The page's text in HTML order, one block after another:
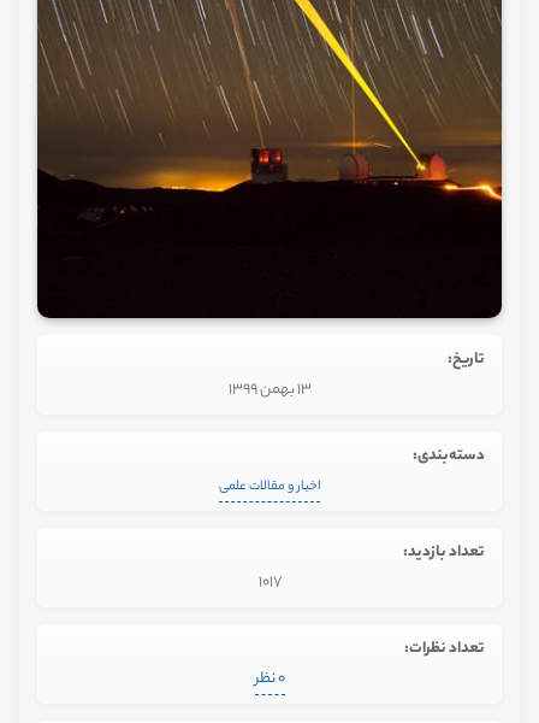
تاریخ:
13 بهمن 1399
دسته‌بندی:
اخبار و مقالات علمی
تعداد بازدید:
1017
تعداد نظرات:
0 نظر